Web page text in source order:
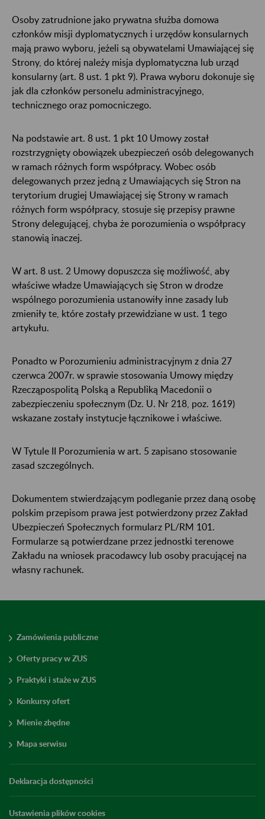
Osoby zatrudnione jako prywatna służba domowa
członków misji dyplomatycznych i urzędów konsularnych
mają prawo wyboru, jeżeli są obywatelami Umawiającej się
Strony, do której należy misja dyplomatyczna lub urząd
konsularny (art. 8 ust. 1 pkt 9). Prawa wyboru dokonuje się
jak dla członków personelu administracyjnego,
technicznego oraz pomocniczego.
Na podstawie art. 8 ust. 1 pkt 10 Umowy został
rozstrzygnięty obowiązek ubezpieczeń osób delegowanych
w ramach różnych form współpracy. Wobec osób
delegowanych przez jedną z Umawiających się Stron na
terytorium drugiej Umawiającej się Strony w ramach
różnych form współpracy, stosuje się przepisy prawne
Strony delegującej, chyba że porozumienia o współpracy
stanowią inaczej.
W art. 8 ust. 2 Umowy dopuszcza się możliwość, aby
właściwe władze Umawiających się Stron w drodze
wspólnego porozumienia ustanowiły inne zasady lub
zmieniły te, które zostały przewidziane w ust. 1 tego
artykułu.
Ponadto w Porozumieniu administracyjnym z dnia 27
czerwca 2007r. w sprawie stosowania Umowy między
Rzecząpospolitą Polską a Republiką Macedonii o
zabezpieczeniu społecznym (Dz. U. Nr 218, poz. 1619)
wskazane zostały instytucje łącznikowe i właściwe.
W Tytule II Porozumienia w art. 5 zapisano stosowanie
zasad szczególnych.
Dokumentem stwierdzającym podleganie przez daną osobę
polskim przepisom prawa jest potwierdzony przez Zakład
Ubezpieczeń Społecznych formularz PL/RM 101.
Formularze są potwierdzane przez jednostki terenowe
Zakładu na wniosek pracodawcy lub osoby pracującej na
własny rachunek.
Zamówienia publiczne
Oferty pracy w ZUS
Praktyki i staże w ZUS
Konkursy ofert
Mienie zbędne
Mapa serwisu
Deklaracja dostępności
Ustawienia plików cookies